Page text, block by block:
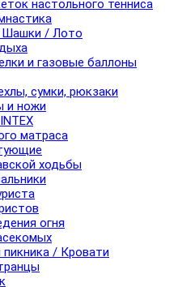
настольного тенниса
/ Лото
и газовые баллоны
сумки, рюкзаки
и ножи
матраса
ходьбы
огня
/ Кровати